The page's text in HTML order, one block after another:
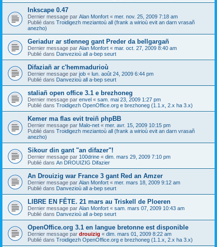
Inkscape 0.47
Dernier message par Alan Monfort « mer. nov. 25, 2009 7:18 am
Publié dans Troidigezh meziantoù all (frank a wirioù evit an darn vrasañ
anezho)
Geriadur ar stlenneg gant Preder da bellgargañ
Dernier message par Alan Monfort « mar. oct. 27, 2009 8:40 am
Publié dans Danvezioù all a-bep seurt
Difaziañ ar c'hemmadurioù
Dernier message par job « lun. août 24, 2009 6:44 pm
Publié dans Danvezioù all a-bep seurt
staliañ open office 3.1 e brezhoneg
Dernier message par envel « sam. mai 23, 2009 1:27 pm
Publié dans Troidigezh OpenOffice.org e brezhoneg (1.1.x, 2.x ha 3.x)
Kemer ma flas evit treiñ phpBB
Dernier message par Malo-net « mer. avr. 15, 2009 10:15 pm
Publié dans Troidigezh meziantoù all (frank a wirioù evit an darn vrasañ
anezho)
Sikour din gant "an difazer"!
Dernier message par 100drine « dim. mars 29, 2009 7:10 pm
Publié dans An DROUIZIG Difazier
An Drouizig war France 3 gant Red an Amzer
Dernier message par Alan Monfort « mer. mars 18, 2009 9:12 am
Publié dans Danvezioù all a-bep seurt
LIBRE EN FÊTE. 21 mars au Triskell de Ploeren
Dernier message par Alan Monfort « sam. mars 07, 2009 10:43 am
Publié dans Danvezioù all a-bep seurt
OpenOffice.org 3.1 en langue bretonne est disponible
Dernier message par drouizig « dim. mars 01, 2009 8:22 am
Publié dans Troidigezh OpenOffice.org e brezhoneg (1.1.x, 2.x ha 3.x)